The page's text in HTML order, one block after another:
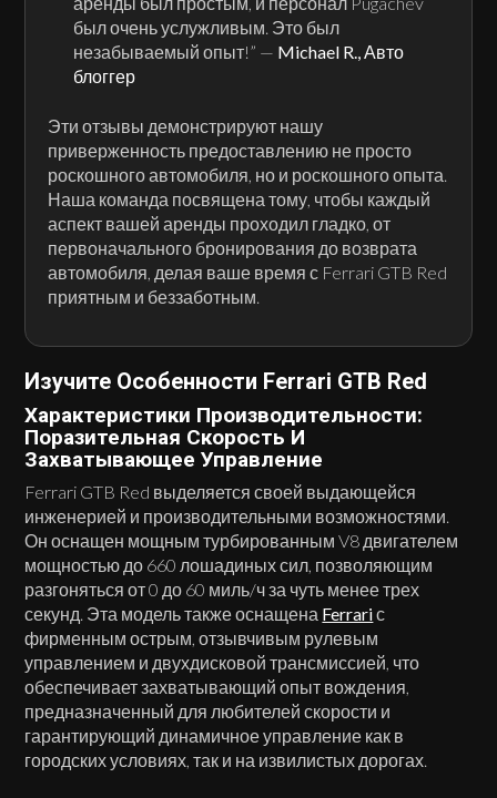
был очень услужливым. Это был
незабываемый опыт!” — Michael R., Авто
блоггер
Эти отзывы демонстрируют нашу
приверженность предоставлению не просто
роскошного автомобиля, но и роскошного опыта.
Наша команда посвящена тому, чтобы каждый
аспект вашей аренды проходил гладко, от
первоначального бронирования до возврата
автомобиля, делая ваше время с Ferrari GTB Red
приятным и беззаботным.
Изучите Особенности Ferrari GTB Red
Характеристики Производительности:
Поразительная Скорость И
Захватывающее Управление
Ferrari GTB Red выделяется своей выдающейся
инженерией и производительными возможностями.
Он оснащен мощным турбированным V8 двигателем
мощностью до 660 лошадиных сил, позволяющим
разгоняться от 0 до 60 миль/ч за чуть менее трех
секунд. Эта модель также оснащена Ferrariс
фирменным острым, отзывчивым рулевым
управлением и двухдисковой трансмиссией, что
обеспечивает захватывающий опыт вождения,
предназначенный для любителей скорости и
гарантирующий динамичное управление как в
городских условиях, так и на извилистых дорогах.